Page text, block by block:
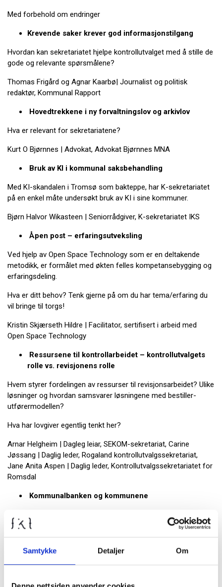
Samtykke Detaljer Om
Med forbehold om endringer
Krevende saker krever god informasjonstilgang
Hvordan kan sekretariatet hjelpe kontrollutvalget med å stille de
gode og relevante spørsmålene?
Thomas Frigård og Agnar Kaarbø| Journalist og politisk
redaktør, Kommunal Rapport
Hovedtrekkene i ny forvaltningslov og arkivlov
Hva er relevant for sekretariatene?
Kurt O Bjørnnes | Advokat, Advokat Bjørnnes MNA
Bruk av KI i kommunal saksbehandling
Med KI-skandalen i Tromsø som bakteppe, har K-sekretariatet
på en enkel måte undersøkt bruk av KI i sine kommuner.
Bjørn Halvor Wikasteen | Seniorrådgiver, K-sekretariatet IKS
Åpen post – erfaringsutveksling
Ved hjelp av Open Space Technology som er en deltakende
metodikk, er formålet med økten felles kompetansebygging og
erfaringsdeling.
Hva er ditt behov? Tenk gjerne på om du har tema/erfaring du
vil bringe til torgs!
Kristin Skjærseth Hildre | Facilitator, sertifisert i arbeid med
Open Space Technology
Ressursene til kontrollarbeidet – kontrollutvalgets
rolle vs. revisjonens rolle
Hvem styrer fordelingen av ressurser til revisjonsarbeidet? Ulike
løsninger og hvordan samsvarer løsningene med bestiller-
utførermodellen?
Hva har lovgiver egentlig tenkt her?
Arnar Helgheim | Dagleg leiar, SEKOM-sekretariat, Carine
Jøssang | Daglig leder, Rogaland kontrollutvalgssekretariat,
Jane Anita Aspen | Daglig leder, Kontrollutvalgssekretariatet for
Romsdal
Kommunalbanken og kommunene
med økonomisk internkontroll
Kontrollutvalgets påseansvar for